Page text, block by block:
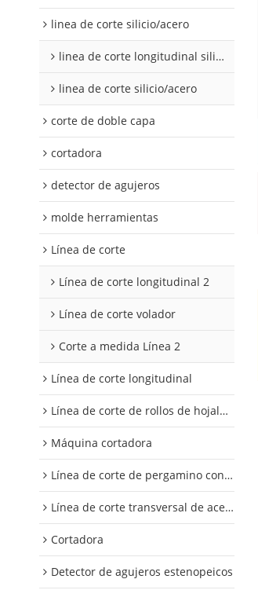
linea de corte silicio/acero
linea de corte longitudinal silicio acero
linea de corte silicio/acero
corte de doble capa
cortadora
detector de agujeros
molde herramientas
Línea de corte
Línea de corte longitudinal 2
Línea de corte volador
Corte a medida Línea 2
Línea de corte longitudinal
Línea de corte de rollos de hojalata y aluminio
Máquina cortadora
Línea de corte de pergamino con control digital
Línea de corte transversal de acero al silicio
Cortadora
Detector de agujeros estenopeicos